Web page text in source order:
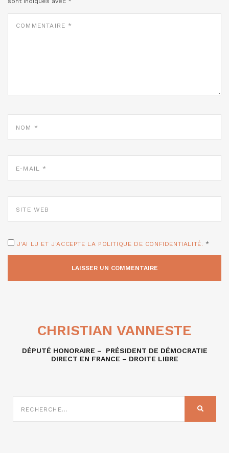
MAIL
WEB
J'AI LU ET J'ACCEPTE LA POLITIQUE DE CONFIDENTIALITÉ. *
CHRISTIAN VANNESTE
DÉPUTÉ HONORAIRE – PRÉSIDENT DE DÉMOCRATIE
DIRECT EN FRANCE – DROITE LIBRE
SUR